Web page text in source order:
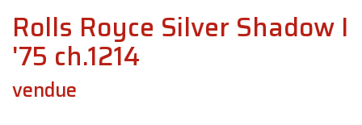
Rolls Royce Silver Shadow I
'75 ch.1214
vendue